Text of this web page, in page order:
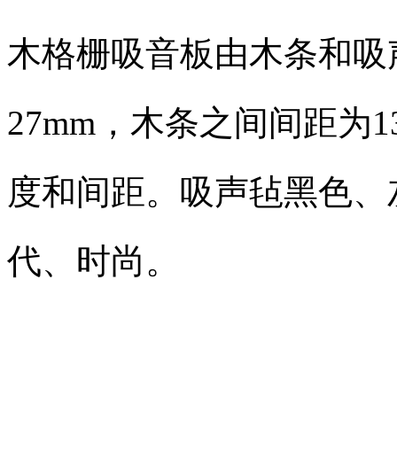
木格栅吸音板由木条和
27mm，木条之间间距为
度和间距。吸声毡黑色
代、时尚。